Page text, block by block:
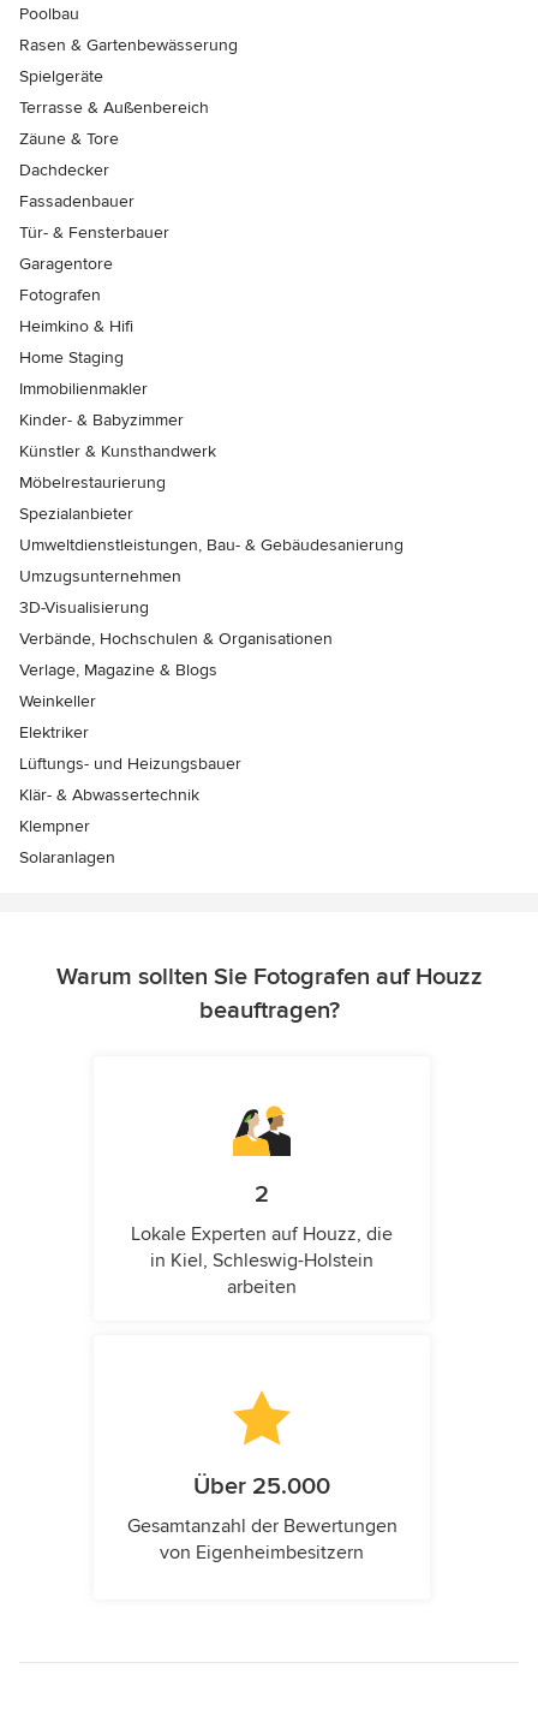
Poolbau
Rasen & Gartenbewässerung
Spielgeräte
Terrasse & Außenbereich
Zäune & Tore
Dachdecker
Fassadenbauer
Tür- & Fensterbauer
Garagentore
Fotografen
Heimkino & Hifi
Home Staging
Immobilienmakler
Kinder- & Babyzimmer
Künstler & Kunsthandwerk
Möbelrestaurierung
Spezialanbieter
Umweltdienstleistungen, Bau- & Gebäudesanierung
Umzugsunternehmen
3D-Visualisierung
Verbände, Hochschulen & Organisationen
Verlage, Magazine & Blogs
Weinkeller
Elektriker
Lüftungs- und Heizungsbauer
Klär- & Abwassertechnik
Klempner
Solaranlagen
Warum sollten Sie Fotografen auf Houzz
beauftragen?
2
Lokale Experten auf Houzz, die
in Kiel, Schleswig-Holstein
arbeiten
Über 25.000
Gesamtanzahl der Bewertungen
von Eigenheimbesitzern